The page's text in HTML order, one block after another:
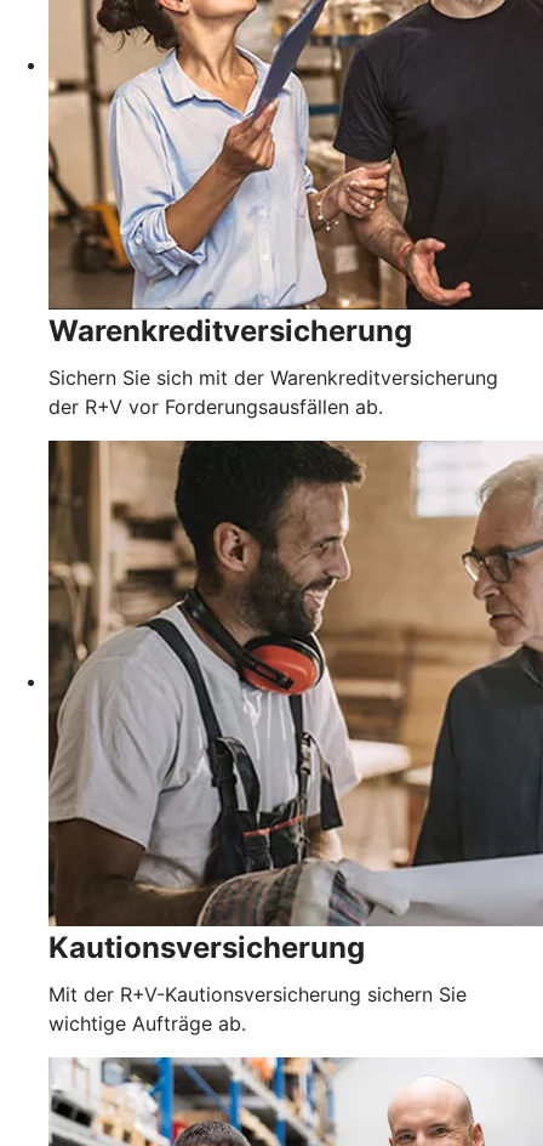
Warenkreditversicherung
Sichern Sie sich mit der Warenkreditversicherung
der R+V vor Forderungsausfällen ab.
Kautionsversicherung
Mit der R+V-Kautionsversicherung sichern Sie
wichtige Aufträge ab.